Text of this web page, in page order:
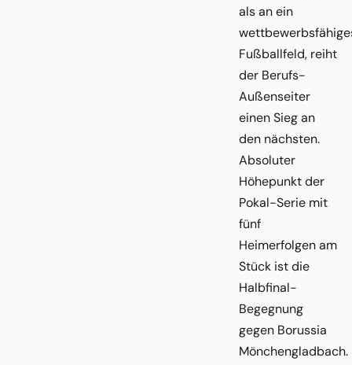
als an ein
Fußballfeld, reiht
der Berufs-
Außenseiter
einen Sieg an
den nächsten.
Absoluter
Höhepunkt der
Pokal-Serie mit
fünf
Heimerfolgen am
Stück ist die
Halbfinal-
Begegnung
gegen Borussia
Mönchengladbach.